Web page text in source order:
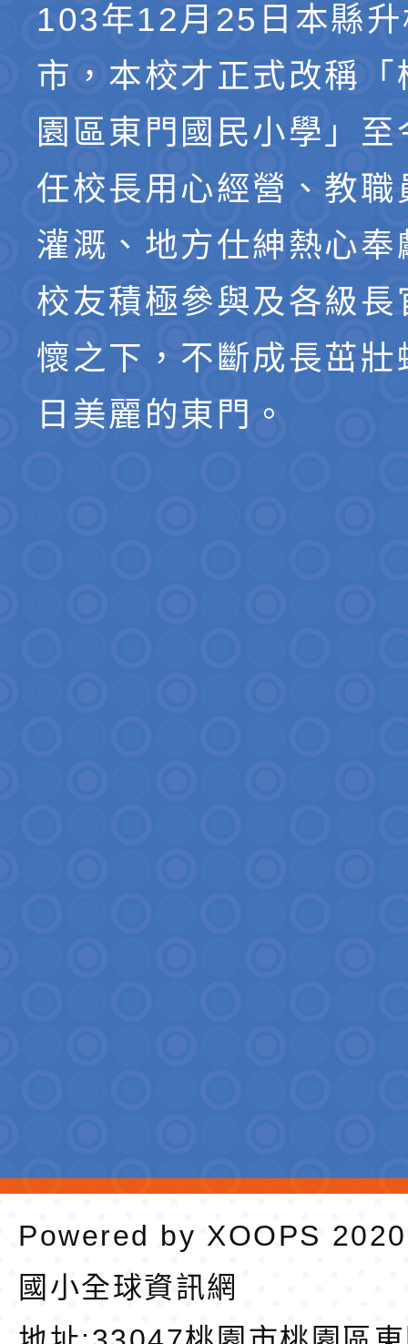
103年12月25日本縣
市，本校才正式改稱「
園區東門國民小學」
任校長用心經營、教職
灌溉、地方仕紳熱心奉
校友積極參與及各級長
懷之下，不斷成長茁壯
日美麗的東門。
Powered by XOOPS
國小全球資訊網